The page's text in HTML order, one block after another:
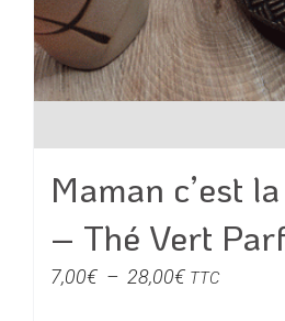
Maman c’est
– Thé Vert
7,00€ – 28,00€Plage
TTC